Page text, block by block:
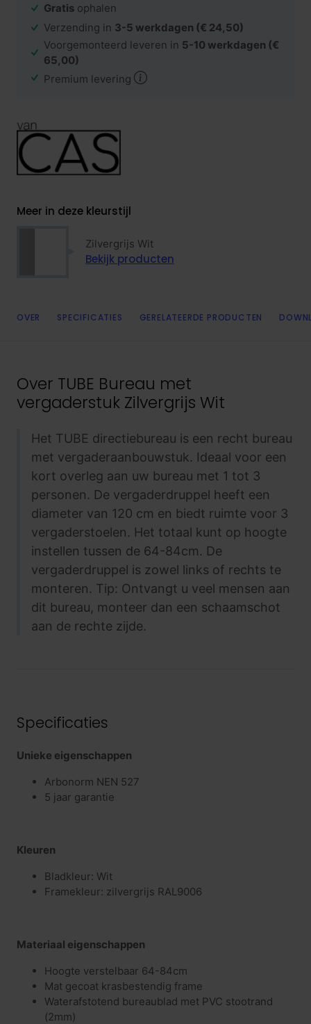
Gratis ophalen
Verzending in 3-5 werkdagen (€ 24,50)
Voorgemonteerd leveren in 5-10 werkdagen (€
65,00)
Premium levering
Meer in deze kleurstijl
Zilvergrijs Wit
Bekijk producten
OVER SPECIFICATIES GERELATEERDE PRODUCTEN
Over TUBE Bureau met
vergaderstuk Zilvergrijs Wit
Het TUBE directiebureau is een recht bureau
met vergaderaanbouwstuk. Ideaal voor een
kort overleg aan uw bureau met 1 tot 3
personen. De vergaderdruppel heeft een
diameter van 120 cm en biedt ruimte voor 3
vergaderstoelen. Het totaal kunt op hoogte
instellen tussen de 64-84cm. De
vergaderdruppel is zowel links of rechts te
monteren. Tip: Ontvangt u veel mensen aan
dit bureau, monteer dan een schaamschot
aan de rechte zijde.
Specificaties
Unieke eigenschappen
Arbonorm NEN 527
5 jaar garantie
Kleuren
Bladkleur: Wit
Framekleur: zilvergrijs RAL9006
Materiaal eigenschappen
Hoogte verstelbaar 64-84cm
Mat gecoat krasbestendig frame
Waterafstotend bureaublad met PVC stootrand
(2mm)